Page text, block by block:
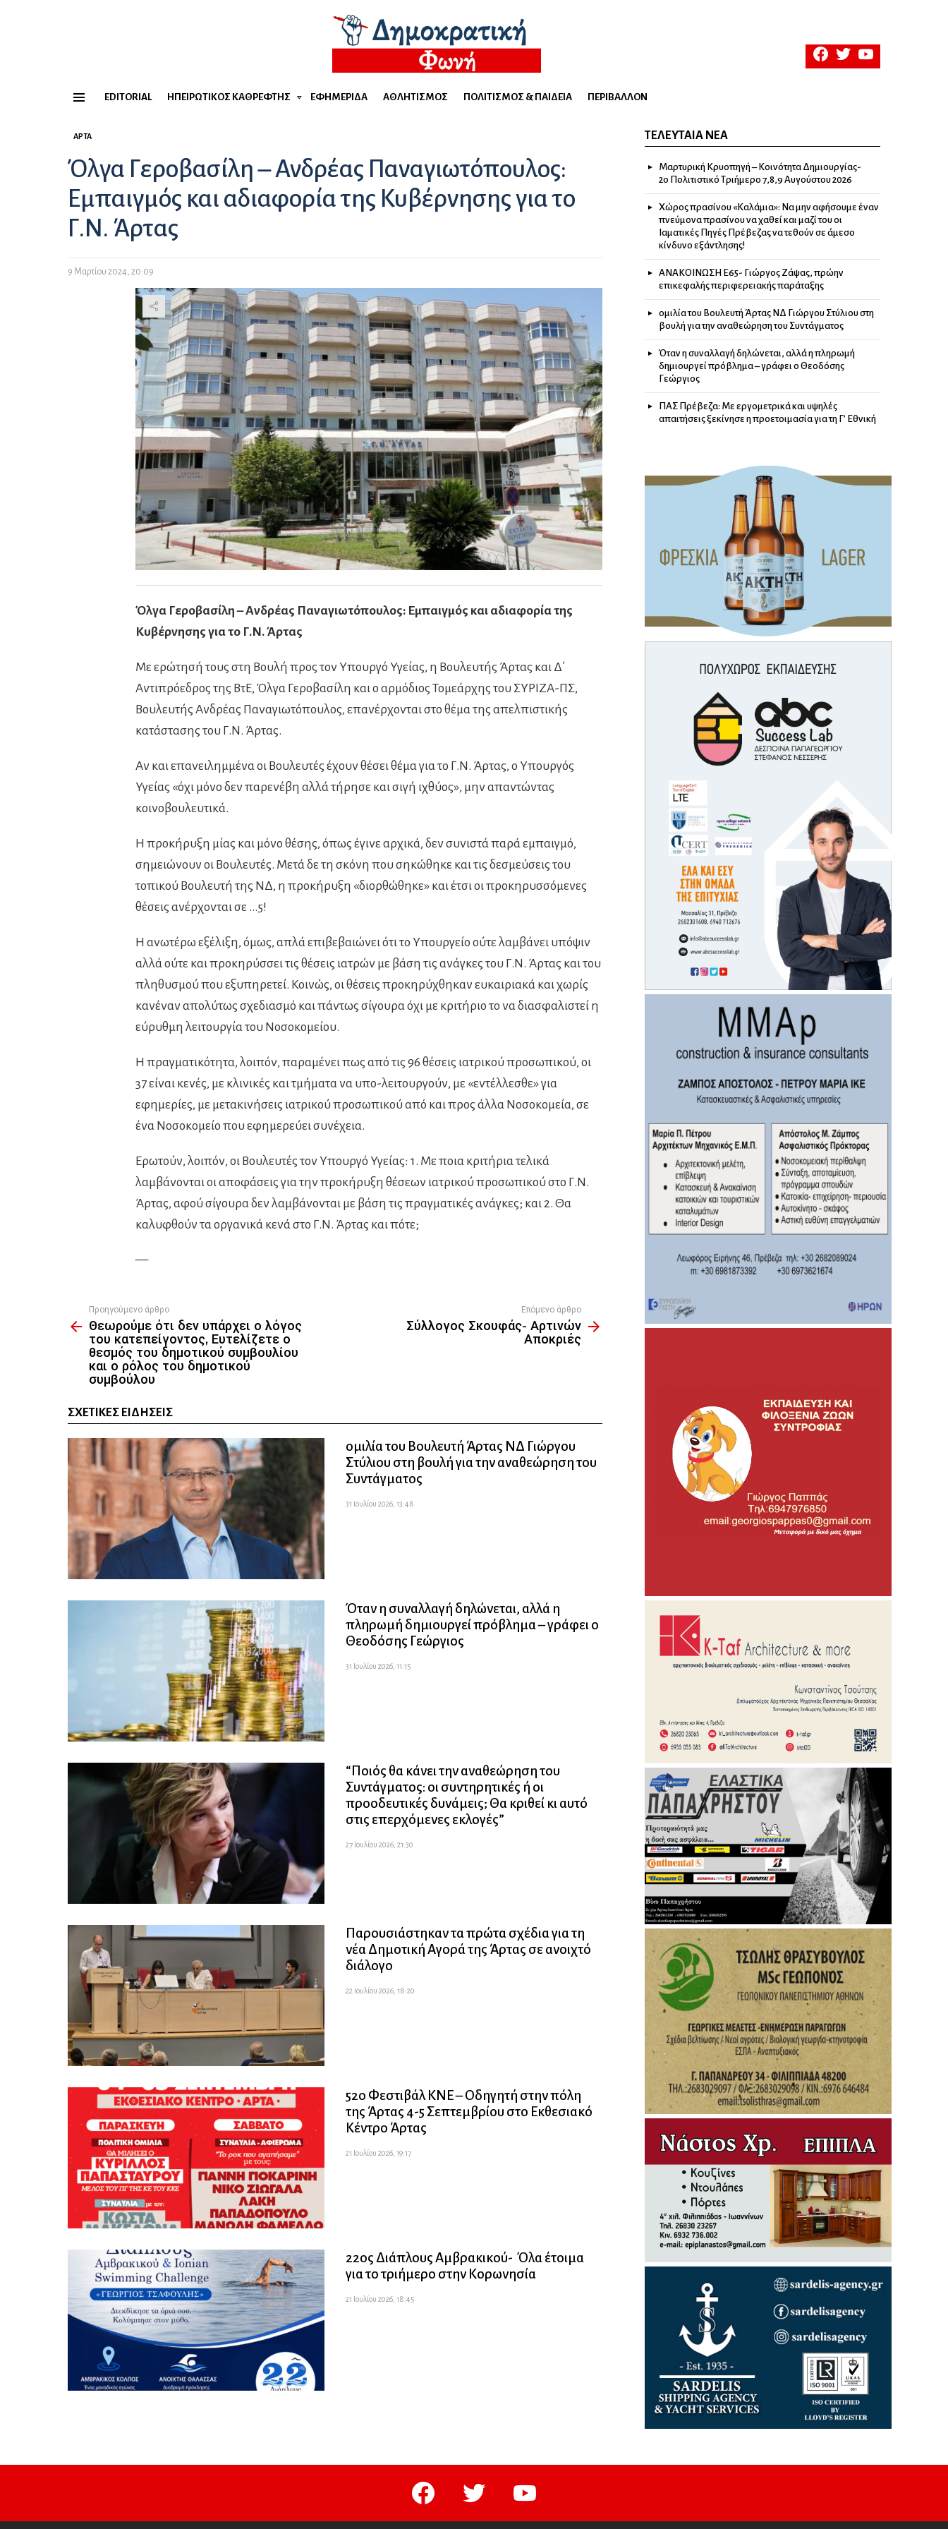
facebooktwitteryoutube
EDITORIAL ΗΠΕΙΡΏΤΙΚΟΣ ΚΑΘΡΈΦΤΗΣ ΕΦΗΜΕΡΊΔΑ ΑΘΛΗΤΙΣΜΌΣ ΠΟΛΙΤΙΣΜΌΣ & ΠΑΙΔΕΊΑ ΠΕΡΙΒΆΛΛΟΝ
ΆΡΤΑ
Όλγα Γεροβασίλη – Ανδρέας Παναγιωτόπουλος:
Εμπαιγμός και αδιαφορία της Κυβέρνησης για το
Γ.Ν. Άρτας
9 Μαρτίου 2024, 20:09
Όλγα Γεροβασίλη – Ανδρέας Παναγιωτόπουλος: Εμπαιγμός και αδιαφορία της
Κυβέρνησης για το Γ.Ν. Άρτας
Με ερώτησή τους στη Βουλή προς τον Υπουργό Υγείας, η Βουλευτής Άρτας και Δ΄
Αντιπρόεδρος της ΒτΕ, Όλγα Γεροβασίλη και ο αρμόδιος Τομεάρχης του ΣΥΡΙΖΑ-ΠΣ,
Βουλευτής Ανδρέας Παναγιωτόπουλος, επανέρχονται στο θέμα της απελπιστικής
κατάστασης του Γ.Ν. Άρτας.
Αν και επανειλημμένα οι Βουλευτές έχουν θέσει θέμα για το Γ.Ν. Άρτας, ο Υπουργός
Υγείας «όχι μόνο δεν παρενέβη αλλά τήρησε και σιγή ιχθύος», μην απαντώντας
κοινοβουλευτικά.
Η προκήρυξη μίας και μόνο θέσης, όπως έγινε αρχικά, δεν συνιστά παρά εμπαιγμό,
σημειώνουν οι Βουλευτές. Μετά δε τη σκόνη που σηκώθηκε και τις δεσμεύσεις του
τοπικού Βουλευτή της ΝΔ, η προκήρυξη «διορθώθηκε» και έτσι οι προκηρυσσόμενες
θέσεις ανέρχονται σε …5!
Η ανωτέρω εξέλιξη, όμως, απλά επιβεβαιώνει ότι το Υπουργείο ούτε λαμβάνει υπόψιν
αλλά ούτε και προκηρύσσει τις θέσεις ιατρών με βάση τις ανάγκες του Γ.Ν. Άρτας και του
πληθυσμού που εξυπηρετεί. Κοινώς, οι θέσεις προκηρύχθηκαν ευκαιριακά και χωρίς
κανέναν απολύτως σχεδιασμό και πάντως σίγουρα όχι με κριτήριο το να διασφαλιστεί η
εύρυθμη λειτουργία του Νοσοκομείου.
Η πραγματικότητα, λοιπόν, παραμένει πως από τις 96 θέσεις ιατρικού προσωπικού, οι
37 είναι κενές, με κλινικές και τμήματα να υπο-λειτουργούν, με «εντέλλεσθε» για
εφημερίες, με μετακινήσεις ιατρικού προσωπικού από και προς άλλα Νοσοκομεία, σε
ένα Νοσοκομείο που εφημερεύει συνέχεια.
Ερωτούν, λοιπόν, οι Βουλευτές τον Υπουργό Υγείας: 1. Με ποια κριτήρια τελικά
λαμβάνονται οι αποφάσεις για την προκήρυξη θέσεων ιατρικού προσωπικού στο Γ.Ν.
Άρτας, αφού σίγουρα δεν λαμβάνονται με βάση τις πραγματικές ανάγκες; και 2. Θα
καλυφθούν τα οργανικά κενά στο Γ.Ν. Άρτας και πότε;
—
more
Προηγούμενο άρθρο
Θεωρούμε ότι δεν υπάρχει ο λόγος
του κατεπείγοντος, Ευτελίζετε ο
θεσμός του δημοτικού συμβουλίου
και ο ρόλος του δημοτικού
συμβούλου
Επόμενο άρθρο
Σύλλογος Σκουφάς- Αρτινών
Αποκριές
ΣΧΕΤΙΚΈΣ ΕΙΔΉΣΕΙΣ
ομιλία του Βουλευτή Άρτας ΝΔ Γιώργου
Στύλιου στη βουλή για την αναθεώρηση του
Συντάγματος
31 Ιουλίου 2026, 13:48
Όταν η συναλλαγή δηλώνεται, αλλά η
πληρωμή δημιουργεί πρόβλημα – γράφει ο
Θεοδόσης Γεώργιος
31 Ιουλίου 2026, 11:15
“Ποιός θα κάνει την αναθεώρηση του
Συντάγματος: οι συντηρητικές ή οι
προοδευτικές δυνάμεις; Θα κριθεί κι αυτό
στις επερχόμενες εκλογές”
27 Ιουλίου 2026, 21:30
Παρουσιάστηκαν τα πρώτα σχέδια για τη
νέα Δημοτική Αγορά της Άρτας σε ανοιχτό
διάλογο
22 Ιουλίου 2026, 18:20
52ο Φεστιβάλ ΚΝΕ – Οδηγητή στην πόλη
της Άρτας 4-5 Σεπτεμβρίου στο Εκθεσιακό
Κέντρο Άρτας
21 Ιουλίου 2026, 19:17
22ος Διάπλους Αμβρακικού- Όλα έτοιμα
για το τριήμερο στην Κορωνησία
21 Ιουλίου 2026, 18:45
ΤΕΛΕΥΤΑΊΑ ΝΈΑ
Μαρτυρική Κρυοπηγή – Κοινότητα Δημιουργίας-
2ο Πολιτιστικό Τριήμερο 7,8,9 Αυγούστου 2026
Χώρος πρασίνου «Καλάμια»: Να μην αφήσουμε έναν
πνεύμονα πρασίνου να χαθεί και μαζί του οι
Ιαματικές Πηγές Πρέβεζας να τεθούν σε άμεσο
κίνδυνο εξάντλησης!
ΑΝΑΚΟΙΝΩΣΗ Ε65- Γιώργος Ζάψας, πρώην
επικεφαλής περιφερειακής παράταξης
ομιλία του Βουλευτή Άρτας ΝΔ Γιώργου Στύλιου στη
βουλή για την αναθεώρηση του Συντάγματος
Όταν η συναλλαγή δηλώνεται, αλλά η πληρωμή
δημιουργεί πρόβλημα – γράφει ο Θεοδόσης
Γεώργιος
ΠΑΣ Πρέβεζα: Με εργομετρικά και υψηλές
απαιτήσεις ξεκίνησε η προετοιμασία για τη Γ’ Εθνική
facebook twitter youtube